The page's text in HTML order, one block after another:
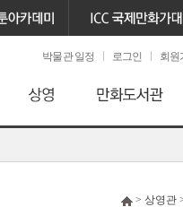
박물관 일정 로그인 회원
> 상영관